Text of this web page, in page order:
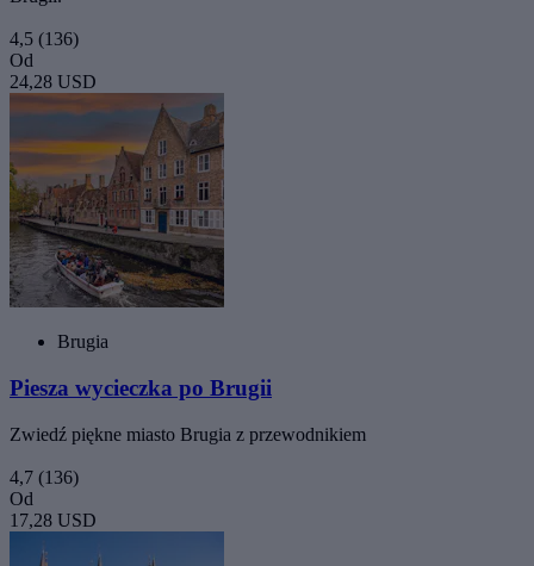
4,5 (136)
Od
24,28 USD
Brugia
Piesza wycieczka po Brugii
Zwiedź piękne miasto Brugia z przewodnikiem
4,7 (136)
Od
17,28 USD